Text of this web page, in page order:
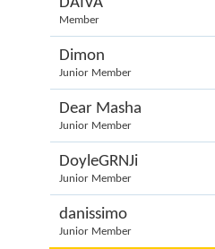
Member
Dimon
Junior Member
Dear Masha
Junior Member
DoyleGRNJi
Junior Member
danissimo
Junior Member